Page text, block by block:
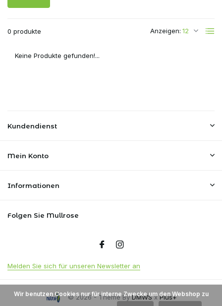
0 produkte Anzeigen:
Keine Produkte gefunden!...
Kundendienst
Mein Konto
Informationen
Folgen Sie Mullrose
Melden Sie sich für unseren Newsletter an
© 2026 - Theme ByDMWSx Plus+
Wir benutzen Cookies nur für interne Zwecke um den Webshop zu